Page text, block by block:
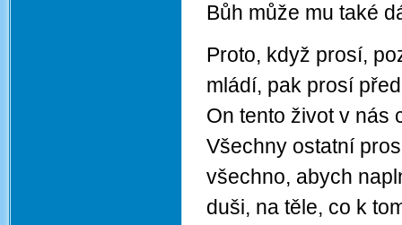
Bůh může mu také
Proto, když prosí,
mládí, pak prosí
On tento život v nás
Všechny ostatní
všechno, abych
duši, na těle, co k